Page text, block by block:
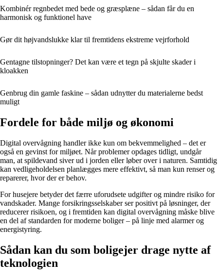
Kombinér regnbedet med bede og græsplæne – sådan får du en
harmonisk og funktionel have
Gør dit højvandslukke klar til fremtidens ekstreme vejrforhold
Gentagne tilstopninger? Det kan være et tegn på skjulte skader i
kloakken
Genbrug din gamle faskine – sådan udnytter du materialerne bedst
muligt
Fordele for både miljø og økonomi
Digital overvågning handler ikke kun om bekvemmelighed – det er
også en gevinst for miljøet. Når problemer opdages tidligt, undgår
man, at spildevand siver ud i jorden eller løber over i naturen. Samtidig
kan vedligeholdelsen planlægges mere effektivt, så man kun renser og
reparerer, hvor der er behov.
For husejere betyder det færre uforudsete udgifter og mindre risiko for
vandskader. Mange forsikringsselskaber ser positivt på løsninger, der
reducerer risikoen, og i fremtiden kan digital overvågning måske blive
en del af standarden for moderne boliger – på linje med alarmer og
energistyring.
Sådan kan du som boligejer drage nytte af
teknologien